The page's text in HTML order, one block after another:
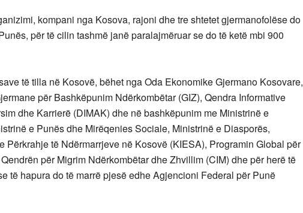
kompani nga Kosova, rajoni dhe tre shtetet gjermanofolëse do
për të cilin tashmë janë paralajmëruar se do të ketë mbi 900
të tilla në Kosovë, bëhet nga Oda Ekonomike Gjermano Kosovare,
për Bashkëpunim Ndërkombëtar (GIZ), Qendra Informative
dhe Karrierë (DIMAK) dhe në bashkëpunim me Ministrinë e
e Punës dhe Mirëqenies Sociale, Ministrinë e Diasporës,
Përkrahje të Ndërmarrjeve në Kosovë (KIESA), Programin Global për
për Migrim Ndërkombëtar dhe Zhvillim (CIM) dhe për herë të
të hapura do të marrë pjesë edhe Agjencioni Federal për Punë